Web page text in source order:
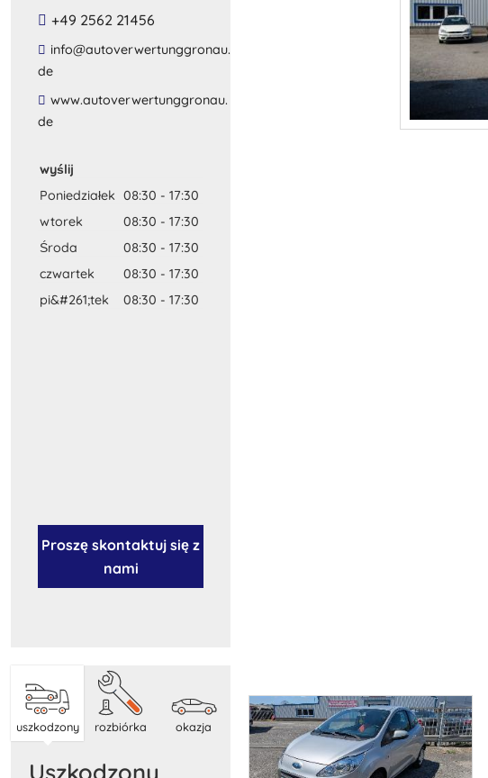
+49 2562 21456
​info​@​autoverwertunggronau​.​
de​
​www​.​autoverwertunggronau​.​
de​
wyślij
Poniedziałek 08:30 - 17:30
wtorek
08:30 - 17:30
Środa
08:30 - 17:30
czwartek
08:30 - 17:30
pi&#261;tek
08:30 - 17:30
Proszę skontaktuj się z
nami
uszkodzony rozbiórka okazja
uszkodzony